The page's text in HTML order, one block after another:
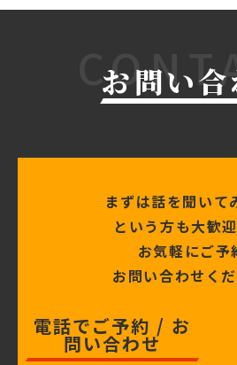
お問い合
まずは話を聞いて
という方も大歓迎
お気軽にご予
お問い合わせくだ
電話でご予約 / お
問い合わせ